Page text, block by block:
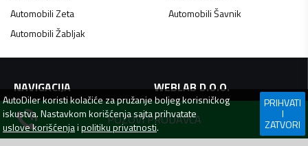
POZOVI PRODAVCA
AutomobiliZeta AutomobiliŠavnik
AutomobiliŽabljak
NAVIGACIJA
Prijavi se
Kontakt
WEBLAB D.O.O.
Jovana Tomaševića 1,
Bar, 85000
AutoDilerkoristi kolačiće za pružanje boljeg korisničkog
iskustva. Nastavkom korišćenja sajta prihvatate
uslove korišćenjaipolitiku privatnosti.
PRIHVATI
I
ZATVORI